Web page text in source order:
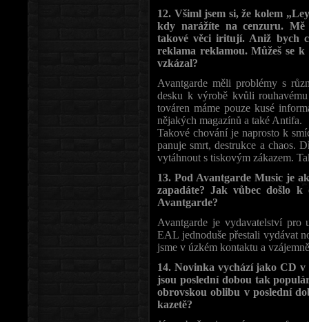
12. Všiml jsem si, že kolem
kdy narážíte na cenzuru.
takové věci iritují. Aniž bych
reklama reklamou. Můžeš se
vzkázal?
Avantgarde měli problémy s
desku k výrobě kvůli
továren máme pouze kusé
nějakých magazínů a také Antifa.
Takové chování je naprosto k
panuje smrt, destrukce a chaos.
vytáhnout s tiskovým zákazem.
13. Pod Avantgarde Music je
zapadáte? Jak vůbec došlo
Avantgarde?
Avantgarde je vydavatelství
EAL jednoduše přestali vydávat
jsme v úzkém kontaktu a
14. Novinka vychází jako CD
jsou poslední dobou tak
obrovskou oblibu v poslední
kazetě?